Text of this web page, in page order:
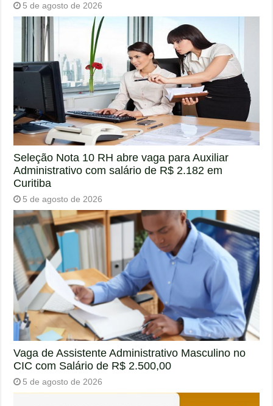
5 de agosto de 2026
Seleção Nota 10 RH abre vaga para Auxiliar
Administrativo com salário de R$ 2.182 em
Curitiba
5 de agosto de 2026
Vaga de Assistente Administrativo Masculino no
CIC com Salário de R$ 2.500,00
5 de agosto de 2026